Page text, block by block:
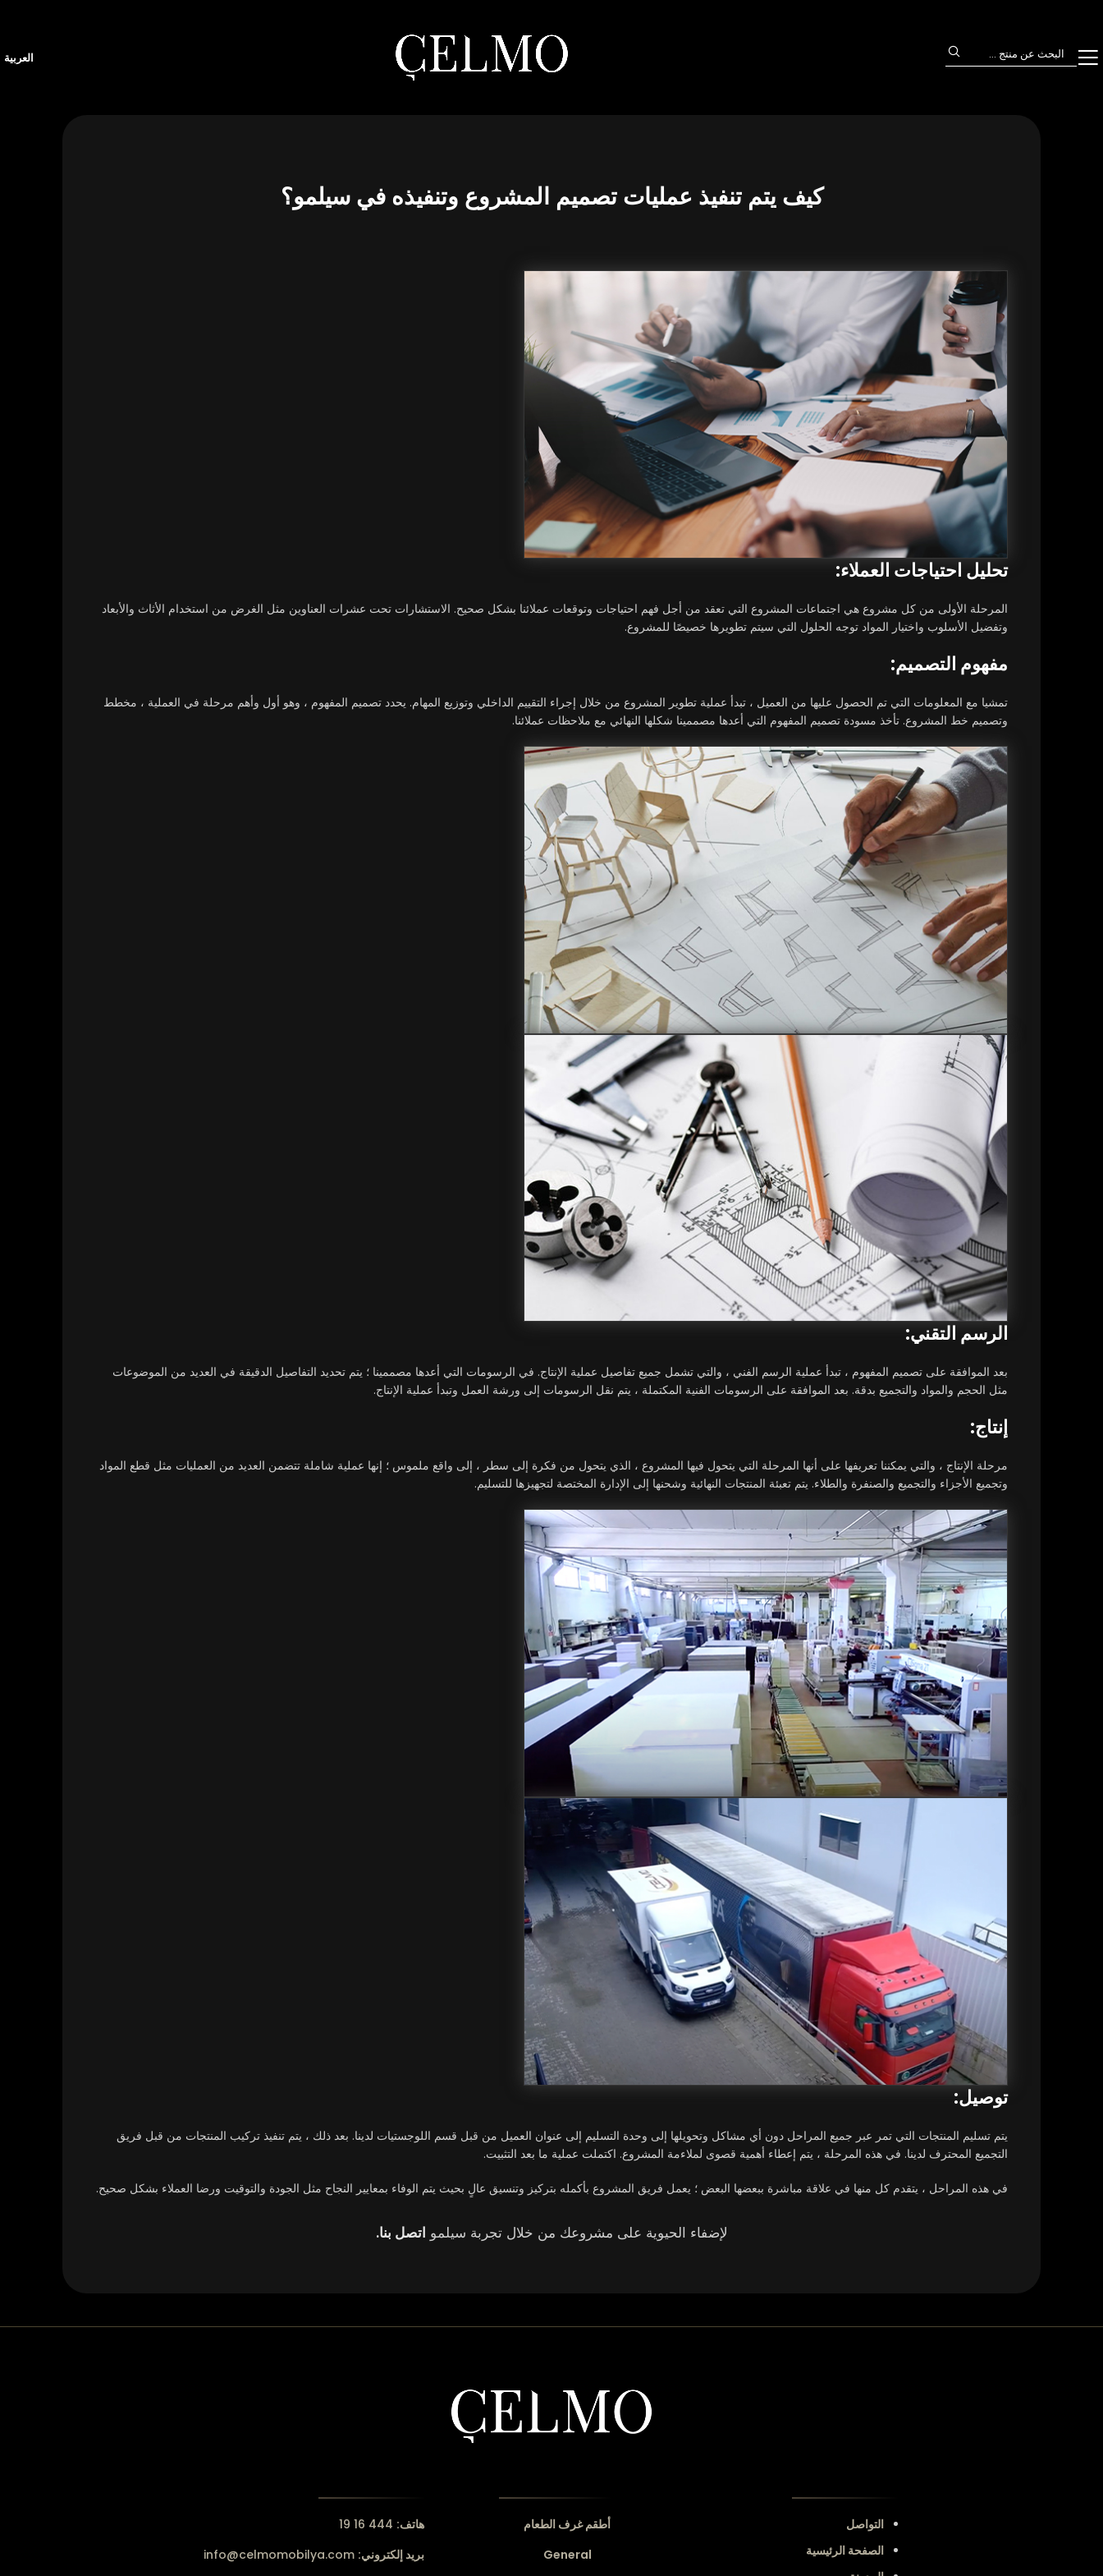
العربية
كيف يتم تنفيذ عمليات تصميم المشروع وتنفيذه في سيلمو؟
تحليل احتياجات العملاء:
المرحلة الأولى من كل مشروع هي اجتماعات المشروع التي تعقد من أجل فهم احتياجات وتوقعات عملائنا بشكل صحيح. الاستشارات تحت عشرات العناوين مثل الغرض من استخدام الأثاث والأبعاد
وتفضيل الأسلوب واختيار المواد توجه الحلول التي سيتم تطويرها خصيصًا للمشروع.
مفهوم التصميم:
تمشيا مع المعلومات التي تم الحصول عليها من العميل ، تبدأ عملية تطوير المشروع من خلال إجراء التقييم الداخلي وتوزيع المهام. يحدد تصميم المفهوم ، وهو أول وأهم مرحلة في العملية ، مخطط
وتصميم خط المشروع. تأخذ مسودة تصميم المفهوم التي أعدها مصممينا شكلها النهائي مع ملاحظات عملائنا.
الرسم التقني:
بعد الموافقة على تصميم المفهوم ، تبدأ عملية الرسم الفني ، والتي تشمل جميع تفاصيل عملية الإنتاج. في الرسومات التي أعدها مصممينا ؛ يتم تحديد التفاصيل الدقيقة في العديد من الموضوعات
مثل الحجم والمواد والتجميع بدقة. بعد الموافقة على الرسومات الفنية المكتملة ، يتم نقل الرسومات إلى ورشة العمل وتبدأ عملية الإنتاج.
إنتاج:
مرحلة الإنتاج ، والتي يمكننا تعريفها على أنها المرحلة التي يتحول فيها المشروع ، الذي يتحول من فكرة إلى سطر ، إلى واقع ملموس ؛ إنها عملية شاملة تتضمن العديد من العمليات مثل قطع المواد
وتجميع الأجزاء والتجميع والصنفرة والطلاء. يتم تعبئة المنتجات النهائية وشحنها إلى الإدارة المختصة لتجهيزها للتسليم.
توصيل:
يتم تسليم المنتجات التي تمر عبر جميع المراحل دون أي مشاكل وتحويلها إلى وحدة التسليم إلى عنوان العميل من قبل قسم اللوجستيات لدينا. بعد ذلك ، يتم تنفيذ تركيب المنتجات من قبل فريق
التجميع المحترف لدينا. في هذه المرحلة ، يتم إعطاء أهمية قصوى لملاءمة المشروع. اكتملت عملية ما بعد التثبيت.
في هذه المراحل ، يتقدم كل منها في علاقة مباشرة ببعضها البعض ؛ يعمل فريق المشروع بأكمله بتركيز وتنسيق عالٍ بحيث يتم الوفاء بمعايير النجاح مثل الجودة والتوقيت ورضا العملاء بشكل صحيح.
لإضفاء الحيوية على مشروعك من خلال تجربة سيلمو اتصل بنا.
التواصل
الصفحة الرئيسية
أطقم غرف الطعام
General
هاتف:
بريد إلكتروني: info@celmomobilya.com